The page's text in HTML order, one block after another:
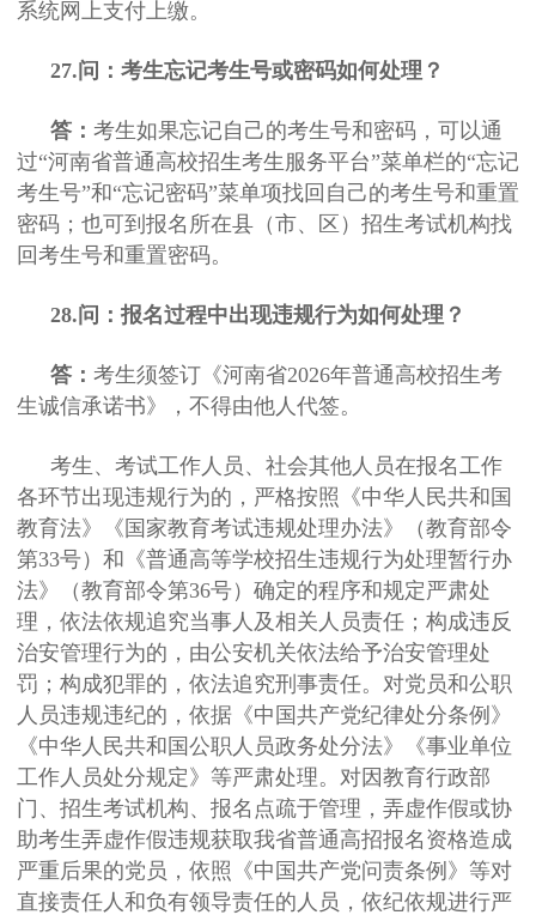
系统网上支付上缴。
27.问：考生忘记考生号或密码如何处理？
答： 考生如果忘记自己的考生号和密码，可以通
过“河南省普通高校招生考生服务平台”菜单栏的“忘记
考生号”和“忘记密码”菜单项找回自己的考生号和重置
密码；也可到报名所在县（市、区）招生考试机构找
回考生号和重置密码。
28.问：报名过程中出现违规行为如何处理？
答： 考生须签订《河南省2026年普通高校招生考
生诚信承诺书》，不得由他人代签。
考生、考试工作人员、社会其他人员在报名工作
各环节出现违规行为的，严格按照《中华人民共和国
教育法》《国家教育考试违规处理办法》（教育部令
第33号）和《普通高等学校招生违规行为处理暂行办
法》（教育部令第36号）确定的程序和规定严肃处
理，依法依规追究当事人及相关人员责任；构成违反
治安管理行为的，由公安机关依法给予治安管理处
罚；构成犯罪的，依法追究刑事责任。对党员和公职
人员违规违纪的，依据《中国共产党纪律处分条例》
《中华人民共和国公职人员政务处分法》《事业单位
工作人员处分规定》等严肃处理。对因教育行政部
门、招生考试机构、报名点疏于管理，弄虚作假或协
助考生弄虚作假违规获取我省普通高招报名资格造成
严重后果的党员，依照《中国共产党问责条例》等对
直接责任人和负有领导责任的人员，依纪依规进行严